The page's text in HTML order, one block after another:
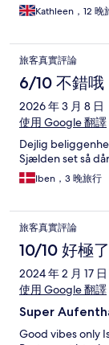
Kathleen，12 晚
旅客真實評論
6/10 不錯哦
2026 年 3 月 8 日
使用 Google 翻譯
Dejlig
Sjælden set så
Iben，3 晚旅行
旅客真實評論
10/10 好極了
2024 年 2 月 17 日
使用 Google 翻譯
Super
Good vibes only